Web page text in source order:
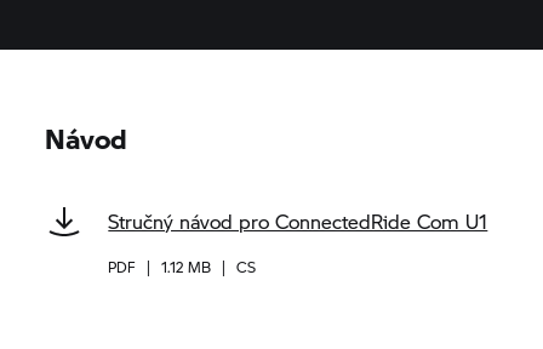
Návod
Stručný návod pro ConnectedRide Com U1
PDF | 1.12 MB | CS